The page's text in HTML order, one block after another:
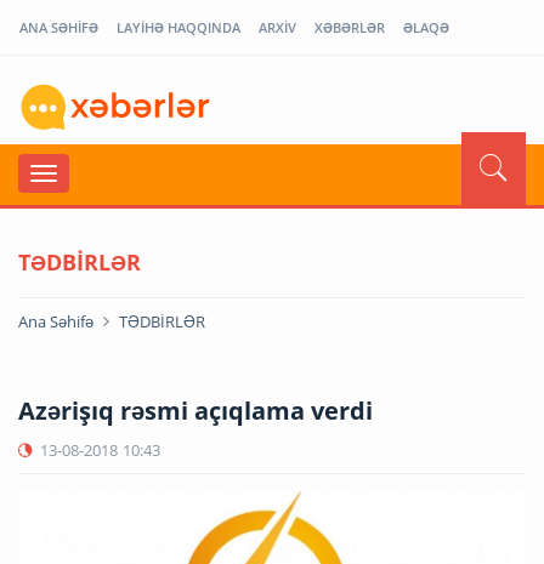
ANA SƏHİFƏ LAYİHƏ HAQQINDA ARXİV XƏBƏRLƏR ƏLAQƏ
TƏDBİRLƏR
Ana Səhifə TƏDBİRLƏR
Azərişıq rəsmi açıqlama verdi
13-08-2018 10:43